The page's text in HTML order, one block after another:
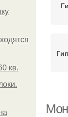
кв.